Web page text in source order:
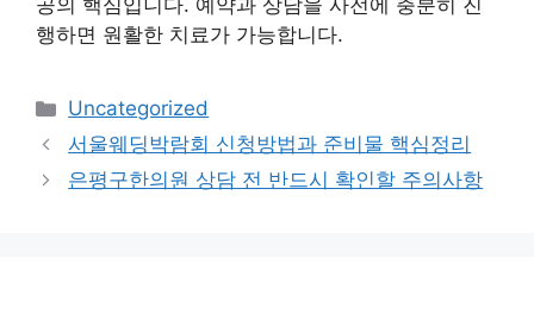
공의 핵심입니다. 예약과 상담을 사전에 충분히 진
행하면 원활한 치료가 가능합니다.
카
테
리
Uncategorized
서울웨딩박람회 신청방법과 준비물 핵심정리
은평구한의원 상담 전 반드시 확인할 주의사항